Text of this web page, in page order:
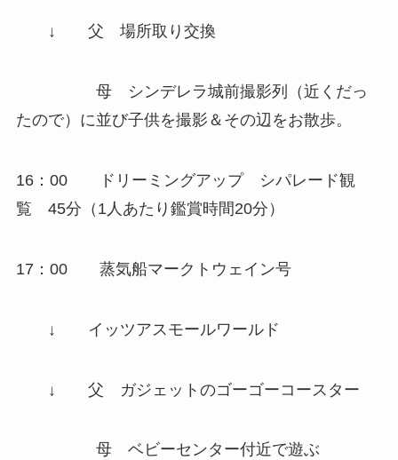
↓ 父 場所取り交換
母
シンデレラ城前撮影列（近くだっ
たので）に並び子供を撮影＆その辺をお散歩。
16：00 ドリーミングアップシパレード観
覧 45分（1人あたり鑑賞時間20分）
17：00 蒸気船マークトウェイン号
↓ イッツアスモールワールド
↓ 父 ガジェットのゴーゴーコースター
母 ベビーセンター付近で遊ぶ